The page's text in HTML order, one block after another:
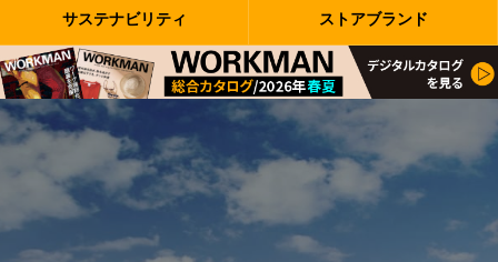
サステナビリティ ストアブランド